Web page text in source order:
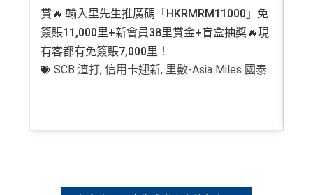
賞🔥 輸入里先生推廣碼「HKRMRM11000」免
簽賬11,000里+新會員38里賞金+盲盒抽獎🔥現
有客都有免簽賬7,000里！
SCB 渣打,信用卡迎新, 里數-Asia Miles 國泰